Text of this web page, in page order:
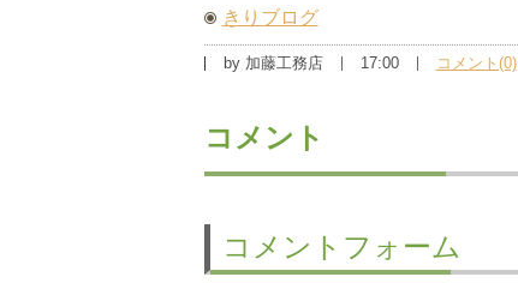
きりブログ
by 加藤工務店 17:00 コメント(0)
コメント
コメントフォーム